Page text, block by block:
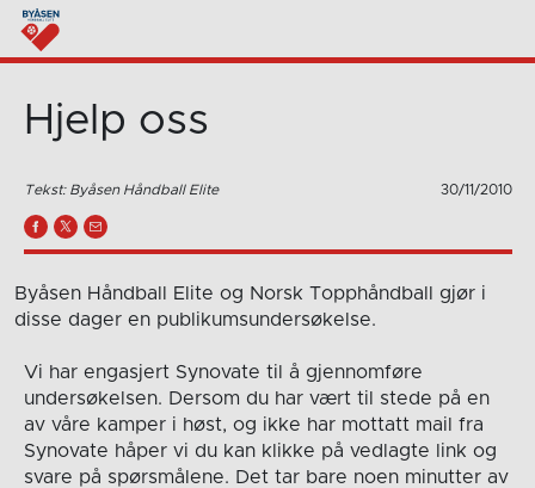
Hjelp oss
Tekst: Byåsen Håndball Elite 30/11/2010
Byåsen Håndball Elite og Norsk Topphåndball gjør i
disse dager en publikumsundersøkelse.
Vi har engasjert Synovate til å gjennomføre
undersøkelsen. Dersom du har vært til stede på en
av våre kamper i høst, og ikke har mottatt mail fra
Synovate håper vi du kan klikke på vedlagte link og
svare på spørsmålene. Det tar bare noen minutter av